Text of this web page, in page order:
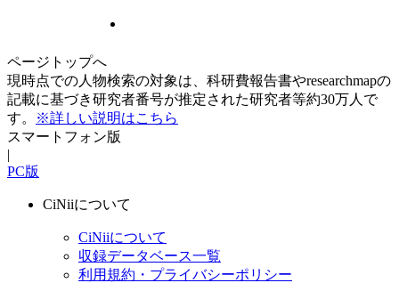
ページトップへ
現時点での人物検索の対象は、科研費報告書やresearchmapの
記載に基づき研究者番号が推定された研究者等約30万人で
す。
※詳しい説明はこちら
スマートフォン版
|
PC版
CiNiiについて
CiNiiについて
収録データベース一覧
利用規約・プライバシーポリシー